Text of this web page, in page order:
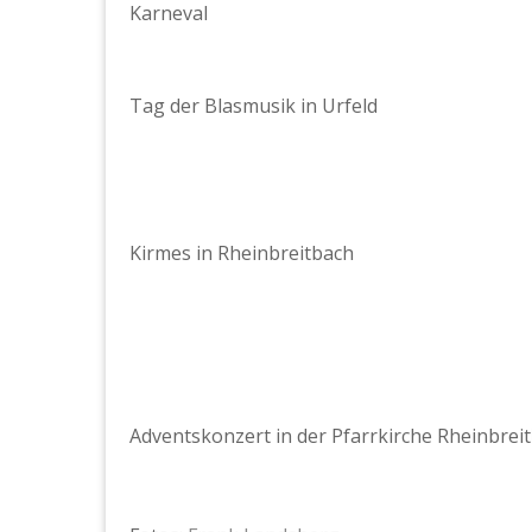
Karneval
Tag der Blasmusik in Urfeld
Kirmes in Rheinbreitbach
Adventskonzert in der Pfarrkirche